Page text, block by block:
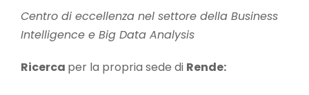
Servizi
Centro di eccellenza nel settore della Business
Intelligence e Big Data Analysis
Ricerca per la propria sede di Rende: